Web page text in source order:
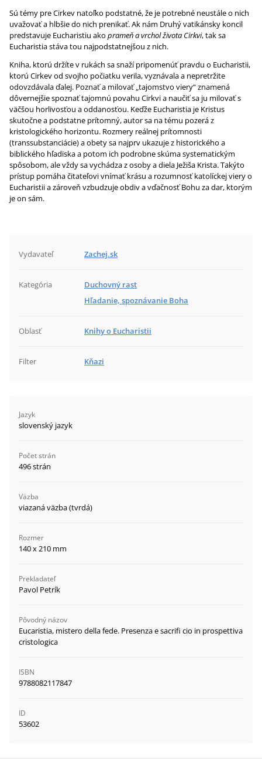
Sú témy pre Cirkev natoľko podstatné, že je potrebné neustále o nich
uvažovať a hlbšie do nich prenikať. Ak nám Druhý vatikánsky koncil
predstavuje Eucharistiu ako prameň a vrchol života Cirkvi, tak sa
Eucharistia stáva tou najpodstatnejšou z nich.
Kniha, ktorú držíte v rukách sa snaží pripomenúť pravdu o Eucharistii,
ktorú Cirkev od svojho počiatku verila, vyznávala a nepretržite
odovzdávala ďalej. Poznať a milovať „tajomstvo viery“ znamená
dôvernejšie spoznať tajomnú povahu Cirkvi a naučiť sa ju milovať s
väčšou horlivosťou a oddanosťou. Keďže Eucharistia je Kristus
skutočne a podstatne prítomný, autor sa na tému pozerá z
kristologického horizontu. Rozmery reálnej prítomnosti
(transsubstanciácie) a obety sa najprv ukazuje z historického a
biblického hľadiska a potom ich podrobne skúma systematickým
spôsobom, ale vždy sa vychádza z osoby a diela Ježiša Krista. Takýto
prístup pomáha čitateľovi vnímať krásu a rozumnosť katolíckej viery o
Eucharistii a zároveň vzbudzuje obdiv a vďačnosť Bohu za dar, ktorým
je on sám.
Vydavateľ Zachej.sk
Kategória
Duchovný rast
Hľadanie, spoznávanie Boha
Oblasť Knihy o Eucharistii
Filter Kňazi
Jazyk
slovenský jazyk
Počet strán
496 strán
Väzba
viazaná väzba (tvrdá)
Rozmer
140 x 210 mm
Prekladateľ
Pavol Petrík
Pôvodný názov
Eucaristia, mistero della fede. Presenza e sacrifi cio in prospettiva
cristologica
ISBN
9788082117847
ID
53602